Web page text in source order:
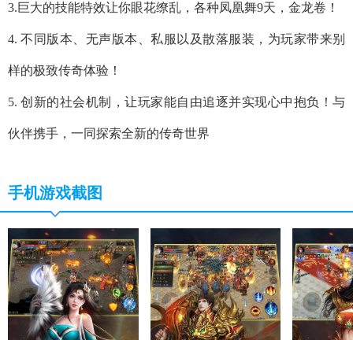
3.巨大的技能特效让你眼花缭乱，各种凤凰舞9天，金龙卷！
4. 不同版本、无声版本、私服以及散落服装，为玩家带来别
样的极致传奇体验！
5. 创新的社会机制，让玩家能自由追逐并实现心中抱负！与
伙伴携手，一同探索全新的传奇世界
手机游戏截图